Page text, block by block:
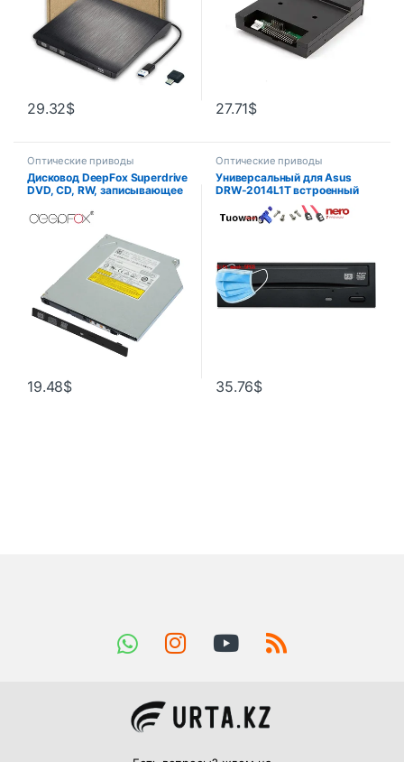
29.32$ 27.71$
Оптические приводы
Дисковод DeepFox Superdrive
DVD, CD, RW, записывающее
оптический привод SATA 9,5
мм, привод для ноутбуков,
записывающее устройство
19.48$
Оптические приводы
Универсальный для Asus
DRW-2014L1T встроенный
жесткий диск SATA 24x DVD
и CD черный подходит для
настольного компьютера без
35.76$